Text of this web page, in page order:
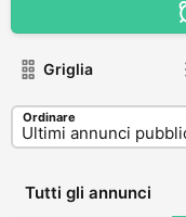
Griglia
Ordinare
Tutti gli annunci